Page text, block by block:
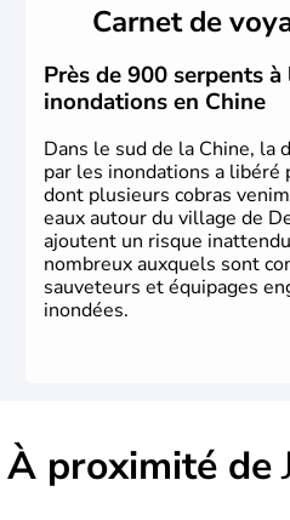
dynasties. La dynastie Qing
jusqu'aux guerres de
constituée comme nation et a
en 1945. Illustre pays en
gardistes, la Chine a été la
de l'imprimerie à caractères
la poudre à canon.
Carnet de
Près de 900 serpents
inondations en Chine
Dans le sud de la Chine, la
par les inondations a
dont plusieurs cobras
eaux autour du village de
ajoutent un risque
nombreux auxquels sont
sauveteurs et équipages
inondées.
À proximité de